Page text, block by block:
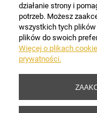
działanie strony i
potrzeb. Możesz
wszystkich tych
plików do swoich
Więcej o plikach
prywatności.